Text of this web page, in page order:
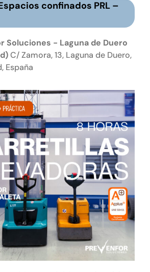
confinados PRL –
Soluciones - Laguna de Duero
C/ Zamora, 13, Laguna de Duero,
España